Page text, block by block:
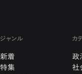
ジャンル
新着
特集
カ
政
社